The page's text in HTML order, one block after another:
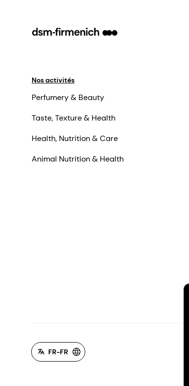
Nos activités
Perfumery & Beauty
Taste, Texture & Health
Health, Nutrition & Care
Animal Nutrition & Health
FR-FR